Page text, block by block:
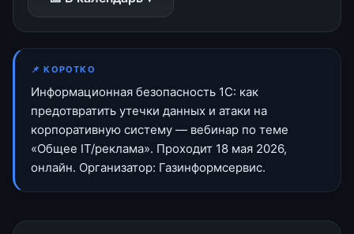
📌 КОРОТКО
Информационная безопасность 1С: как
предотвратить утечки данных и атаки на
корпоративную систему — вебинар по теме
«Общее IT/реклама». Проходит 18 мая 2026,
онлайн. Организатор: Газинформсервис.